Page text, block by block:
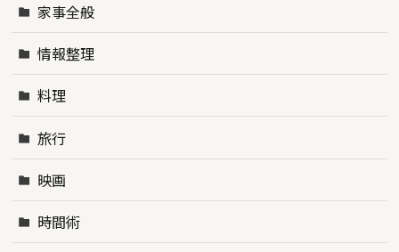
家事全般
情報整理
料理
旅行
映画
時間術